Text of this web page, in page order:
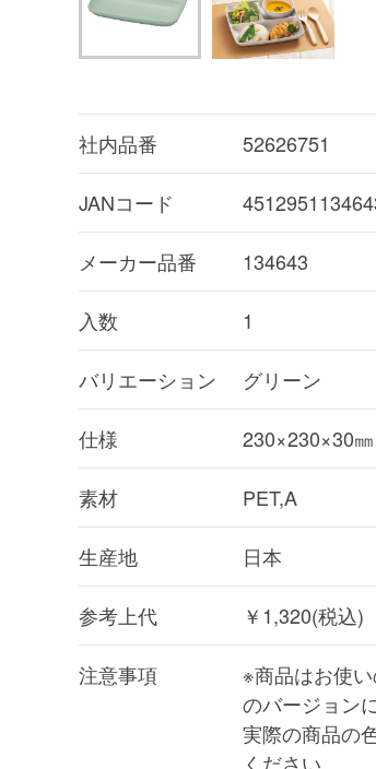
社内品番 52626751
JANコード
メーカー品番 134643
入数 1
バリエーション グリーン
仕様 230×230×30㎜
素材 PET,A
生産地 日本
参考上代 ￥1,320(税込)
注意事項
※商品はお使
のバージョン
実際の商品の
ください。